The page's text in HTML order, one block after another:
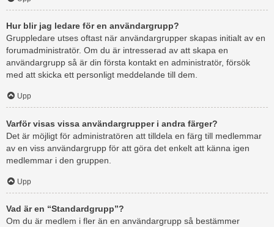
Hur blir jag ledare för en användargrupp?
Gruppledare utses oftast när användargrupper skapas initialt av en
forumadministratör. Om du är intresserad av att skapa en
användargrupp så är din första kontakt en administratör, försök
med att skicka ett personligt meddelande till dem.
Upp
Varför visas vissa användargrupper i andra färger?
Det är möjligt för administratören att tilldela en färg till medlemmar
av en viss användargrupp för att göra det enkelt att känna igen
medlemmar i den gruppen.
Upp
Vad är en “Standardgrupp”?
Om du är medlem i fler än en användargrupp så bestämmer